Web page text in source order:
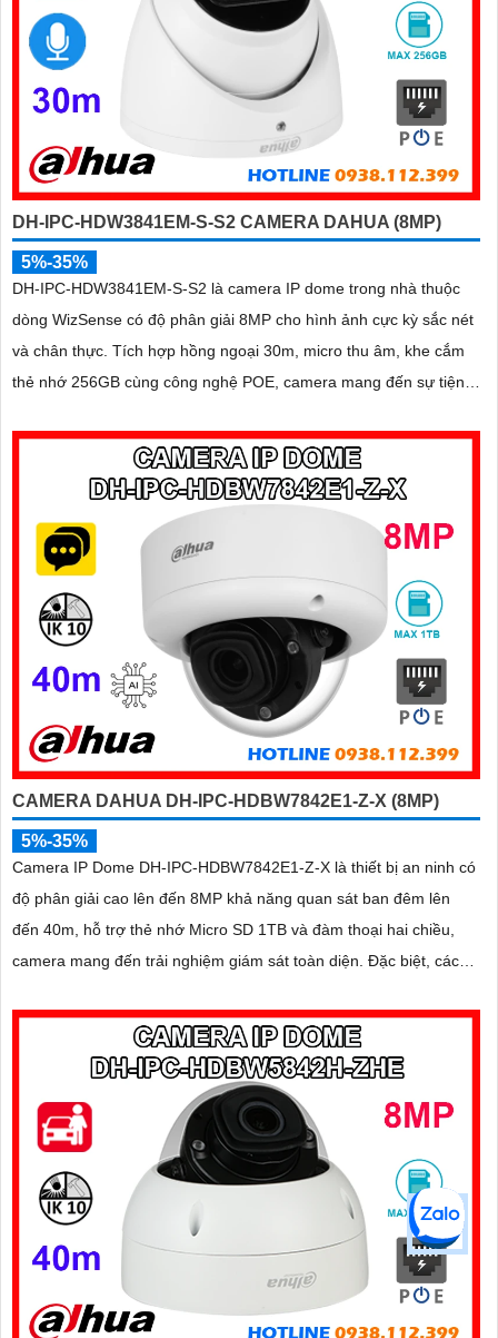
DH-IPC-HDW3841EM-S-S2 CAMERA DAHUA (8MP)
5%-35%
DH-IPC-HDW3841EM-S-S2 là camera IP dome trong nhà thuộc
dòng WizSense có độ phân giải 8MP cho hình ảnh cực kỳ sắc nét
và chân thực. Tích hợp hồng ngoại 30m, micro thu âm, khe cắm
thẻ nhớ 256GB cùng công nghệ POE, camera mang đến sự tiện
CAMERA DAHUA DH-IPC-HDBW7842E1-Z-X (8MP)
5%-35%
Camera IP Dome DH-IPC-HDBW7842E1-Z-X là thiết bị an ninh có
độ phân giải cao lên đến 8MP khả năng quan sát ban đêm lên
đến 40m, hỗ trợ thẻ nhớ Micro SD 1TB và đàm thoại hai chiều,
camera mang đến trải nghiệm giám sát toàn diện. Đặc biệt, các
giúp nâng cao hiệu quả quản lý và an ninh cho mọi không gian